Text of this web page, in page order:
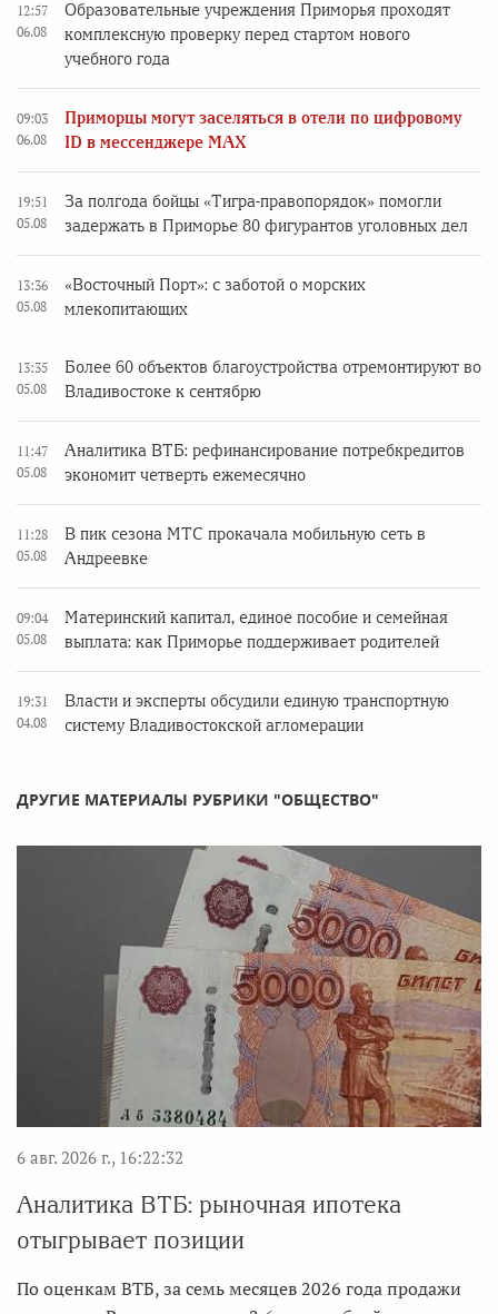
12:57
06.08
Образовательные учреждения Приморья проходят
комплексную проверку перед стартом нового
учебного года
09:03
06.08
Приморцы могут заселяться в отели по цифровому
ID в мессенджере MAX
19:51
05.08
За полгода бойцы «Тигра-правопорядок» помогли
задержать в Приморье 80 фигурантов уголовных дел
13:36
05.08
«Восточный Порт»: с заботой о морских
млекопитающих
13:35
05.08
Более 60 объектов благоустройства отремонтируют во
Владивостоке к сентябрю
11:47
05.08
Аналитика ВТБ: рефинансирование потребкредитов
экономит четверть ежемесячно
11:28
05.08
В пик сезона МТС прокачала мобильную сеть в
Андреевке
09:04
05.08
Материнский капитал, единое пособие и семейная
выплата: как Приморье поддерживает родителей
19:31
04.08
Власти и эксперты обсудили единую транспортную
систему Владивостокской агломерации
ДРУГИЕ МАТЕРИАЛЫ РУБРИКИ "ОБЩЕСТВО"
6 авг. 2026 г., 16:22:32
Аналитика ВТБ: рыночная ипотека
отыгрывает позиции
По оценкам ВТБ, за семь месяцев 2026 года продажи